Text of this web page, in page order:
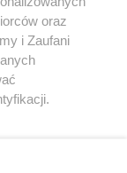
oraz
i Zaufani